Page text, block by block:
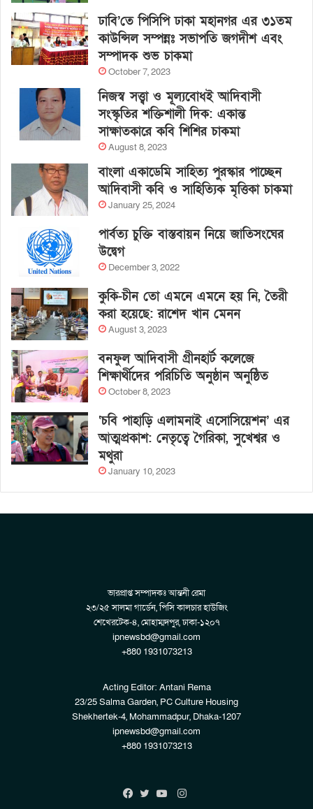
ঢাবি’তে পিসিপি ঢাকা মহানগর এর ৩১তম
কাউন্সিল সম্পন্নঃ সভাপতি জগদীশ এবং
সম্পাদক শুভ চাকমা
October 7, 2023
নিজস্ব সত্ত্বা ও মূল্যবোধই আদিবাসী
সংস্কৃতির শক্তিশালী দিক: একান্ত
সাক্ষাতকারে কবি শিশির চাকমা
August 8, 2023
বাংলা একাডেমি সাহিত্য পুরস্কার পাচ্ছেন
আদিবাসী কবি ও সাহিত্যিক মৃত্তিকা চাকমা
January 25, 2024
পার্বত্য চুক্তি বাস্তবায়ন নিয়ে জাতিসংঘের
উদ্বেগ
December 3, 2022
কুকি-চীন তো এমনে এমনে হয় নি, তৈরী
করা হয়েছে: রাশেদ খান মেনন
August 3, 2023
বনফুল আদিবাসী গ্রীনহার্ট কলেজে
শিক্ষার্থীদের পরিচিতি অনুষ্ঠান অনুষ্ঠিত
October 8, 2023
‘চবি পাহাড়ি এলামনাই এসোসিয়েশন’ এর
আত্মপ্রকাশ: নেতৃত্বে গৈরিকা, সুখেশ্বর ও
মথুরা
January 10, 2023
ভারপ্রাপ্ত সম্পাদকঃ আন্তনী রেমা
২৩/২৫ সালমা গার্ডেন, পিসি কালচার হাউজিং
শেখেরটেক-৪, মোহাম্মদপুর, ঢাকা-১২০৭
ipnewsbd@gmail.com
+880 1931073213
Acting Editor: Antani Rema
23/25 Salma Garden, PC Culture Housing
Shekhertek-4, Mohammadpur, Dhaka-1207
ipnewsbd@gmail.com
+880 1931073213
Instagram